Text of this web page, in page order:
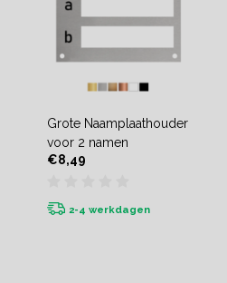
Grote Naamplaathouder
voor 2 namen
€8,49
2-4 werkdagen